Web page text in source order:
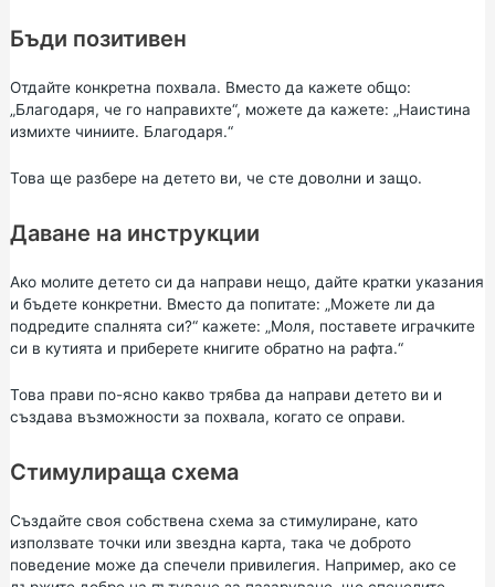
Бъди позитивен
Отдайте конкретна похвала. Вместо да кажете общо:
„Благодаря, че го направихте“, можете да кажете: „Наистина
измихте чиниите. Благодаря.“
Това ще разбере на детето ви, че сте доволни и защо.
Даване на инструкции
Ако молите детето си да направи нещо, дайте кратки указания
и бъдете конкретни. Вместо да попитате: „Можете ли да
подредите спалнята си?“ кажете: „Моля, поставете играчките
си в кутията и приберете книгите обратно на рафта.“
Това прави по-ясно какво трябва да направи детето ви и
създава възможности за похвала, когато се оправи.
Стимулираща схема
Създайте своя собствена схема за стимулиране, като
използвате точки или звездна карта, така че доброто
поведение може да спечели привилегия. Например, ако се